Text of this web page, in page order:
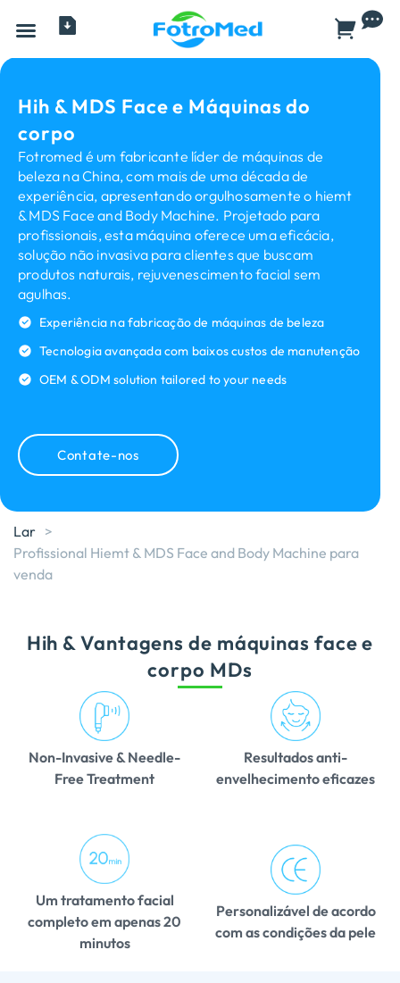
Hih & MDS Face e Máquinas do
corpo
Fotromed é um fabricante líder de máquinas de
beleza na China, com mais de uma década de
experiência, apresentando orgulhosamente o hiemt
& MDS Face and Body Machine. Projetado para
profissionais, esta máquina oferece uma eficácia,
solução não invasiva para clientes que buscam
produtos naturais, rejuvenescimento facial sem
agulhas.
Experiência na fabricação de máquinas de beleza
Tecnologia avançada com baixos custos de manutenção
OEM & ODM solution tailored to your needs
Contate-nos
Lar >
Profissional Hiemt & MDS Face and Body Machine para
venda
Hih & Vantagens de máquinas face e
corpo MDs
Non-Invasive & Needle-
Free Treatment
Resultados anti-
envelhecimento eficazes
Um tratamento facial
completo em apenas 20
minutos
Personalizável de acordo
com as condições da pele